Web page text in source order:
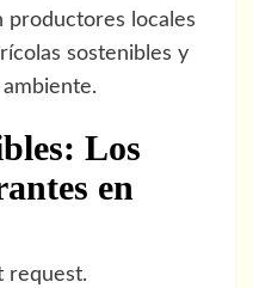
productores locales
sostenibles y
Los
en
request.